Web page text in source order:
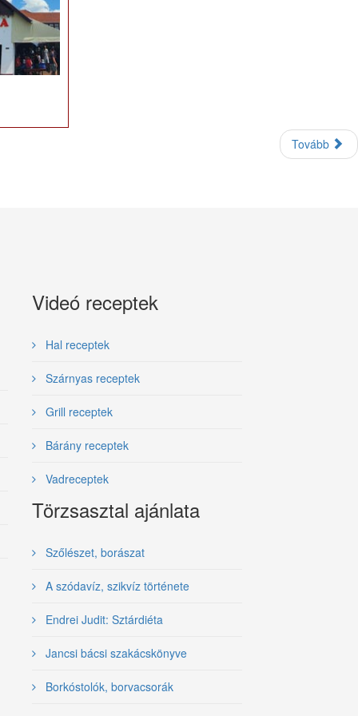
Tovább
Videó receptek
Hal receptek
Szárnyas receptek
Grill receptek
Bárány receptek
Vadreceptek
Törzsasztal ajánlata
Szőlészet, borászat
A szódavíz, szikvíz története
Endrei Judit: Sztárdiéta
Jancsi bácsi szakácskönyve
Borkóstolók, borvacsorák